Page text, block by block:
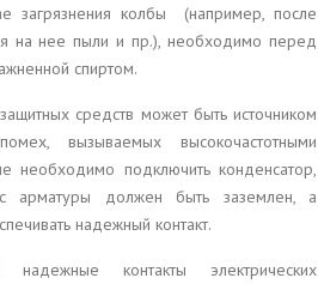
загрязнения колбы (например, после
на нее пыли и пр.), необходимо перед
спиртом.
средств может быть источником
вызываемых высокочастотными
необходимо подключить конденсатор,
арматуры должен быть заземлен, а
надежный контакт.
контакты электрических